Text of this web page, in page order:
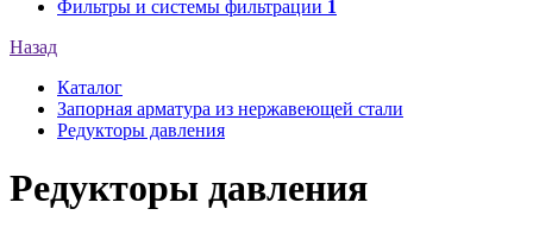
Фильтры и системы фильтрации 1
Назад
Каталог
Запорная арматура из нержавеющей стали
Редукторы давления
Редукторы давления